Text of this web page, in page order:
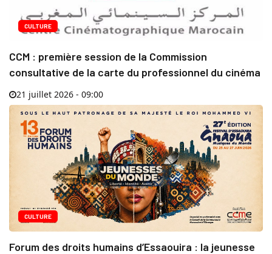
CULTURE
CCM : première session de la Commission
consultative de la carte du professionnel du cinéma
21 juillet 2026 - 09:00
CULTURE
Forum des droits humains d’Essaouira : la jeunesse